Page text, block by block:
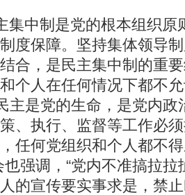
集中制是党的根本组织原
度保障。坚持集体领导
合，是民主集中制的重
个人在任何情况下都不
主是党的生命，是党内
、执行、监督等工作必
任何党组织和个人都不
也强调，“党内不准搞拉
的宣传要实事求是，禁